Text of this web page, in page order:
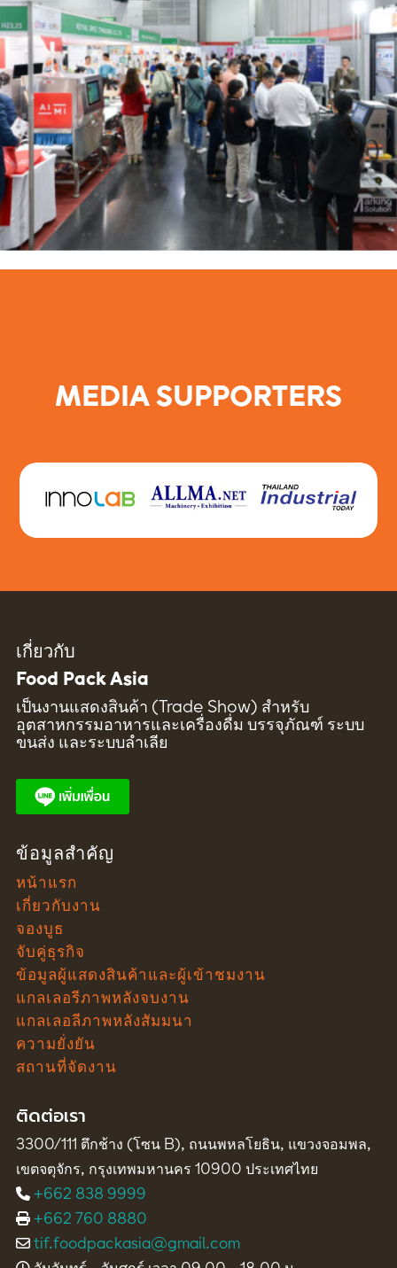
MEDIA SUPPORTERS
เกี่ยวกับ
Food Pack Asia
เป็นงานแสดงสินค้า (Trade Show) สำหรับ
อุตสาหกรรมอาหารและเครื่องดื่ม บรรจุภัณฑ์ ระบบ
ขนส่ง และระบบลำเลีย
ข้อมูลสำคัญ
หน้าแรก
เกี่ยวกับงาน
จองบูธ
จับคู่ธุรกิจ
ข้อมูลผู้แสดงสินค้าและผู้เข้าชมงาน
แกลเลอรีภาพหลังจบงาน
แกลเลอลีภาพหลังสัมมนา
ความยั่งยัน
สถานที่จัดงาน
ติดต่อเรา
3300/111 ตึกช้าง (โซน B), ถนนพหลโยธิน, แขวงจอมพล,
เขตจตุจักร, กรุงเทพมหานคร 10900 ประเทศไทย
+662 838 9999
+662 760 8880
tif.foodpackasia@gmail.com